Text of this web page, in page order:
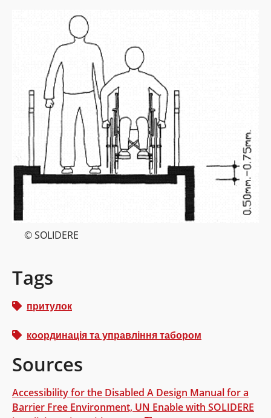
© SOLIDERE
Tags
притулок
координація та управління табором
Sources
Accessibility for the Disabled A Design Manual for a
Barrier Free Environment, UN Enable with SOLIDERE